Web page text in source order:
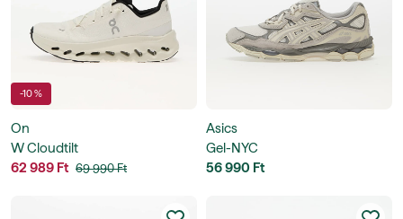
-10 %
On
W Cloudtilt
62 989 Ft 69 990 Ft
Asics
Gel-NYC
56 990 Ft